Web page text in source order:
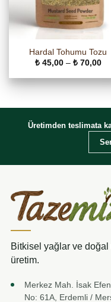
Hardal Tohumu Tozu
₺45,00 – ₺70,00
₺
-
Üretimden teslimata
Bitkisel yağlar ve
üretim.
Merkez Mah. İsak
No: 61A, Erdemli /